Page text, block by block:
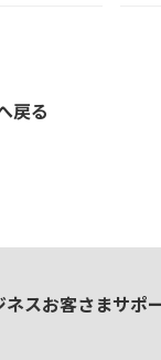
戻る
スお客さまサポ